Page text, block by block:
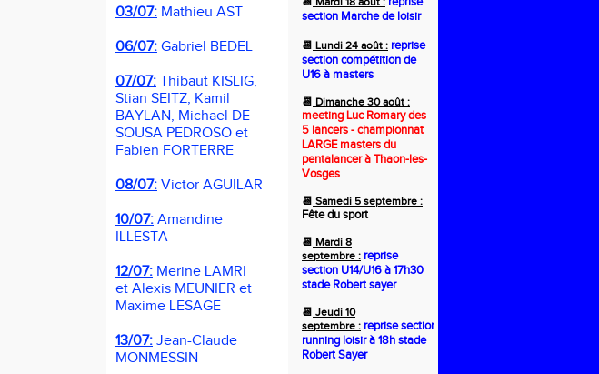
03/07: Mathieu AST
06/07: Gabriel BEDEL
07/07: Thibaut KISLIG,
Stian SEITZ, Kamil
BAYLAN, Michael DE
SOUSA PEDROSO et
Fabien FORTERRE
08/07: Victor AGUILAR
10/07: Amandine
ILLESTA
12/07: Merine LAMRI
et Alexis MEUNIER et
Maxime LESAGE
13/07: Jean-Claude
MONMESSIN
section Marche de loisir
📆 Lundi 24 août : reprise
section compétition de
U16 à masters
📆 Dimanche 30 août :
meeting Luc Romary des
5 lancers - championnat
LARGE masters du
pentalancer à Thaon-les-
Vosges
📆 Samedi 5 septembre :
Fête du sport
📆 Mardi 8
septembre : reprise
section U14/U16 à 17h30
stade Robert sayer
📆 Jeudi 10
septembre : reprise section
running loisir à 18h stade
Robert Sayer